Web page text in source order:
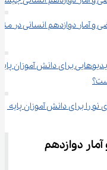
و آمار دوازدهم انسانی در
برای دانش آموزان
آی نو را برای دانش آموزان پایه
دوازدهم